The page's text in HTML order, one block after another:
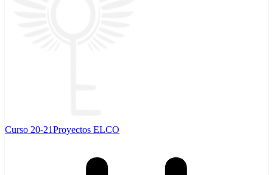
Curso 20-21Proyectos ELCO